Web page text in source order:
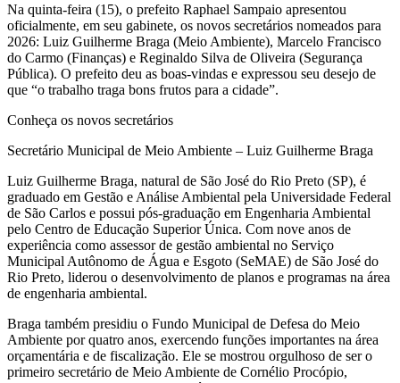
Na quinta-feira (15), o prefeito Raphael Sampaio apresentou
oficialmente, em seu gabinete, os novos secretários nomeados para
2026: Luiz Guilherme Braga (Meio Ambiente), Marcelo Francisco
do Carmo (Finanças) e Reginaldo Silva de Oliveira (Segurança
Pública). O prefeito deu as boas-vindas e expressou seu desejo de
que “o trabalho traga bons frutos para a cidade”.
Conheça os novos secretários
Secretário Municipal de Meio Ambiente – Luiz Guilherme Braga
Luiz Guilherme Braga, natural de São José do Rio Preto (SP), é
graduado em Gestão e Análise Ambiental pela Universidade Federal
de São Carlos e possui pós-graduação em Engenharia Ambiental
pelo Centro de Educação Superior Única. Com nove anos de
experiência como assessor de gestão ambiental no Serviço
Municipal Autônomo de Água e Esgoto (SeMAE) de São José do
Rio Preto, liderou o desenvolvimento de planos e programas na área
de engenharia ambiental.
Braga também presidiu o Fundo Municipal de Defesa do Meio
Ambiente por quatro anos, exercendo funções importantes na área
orçamentária e de fiscalização. Ele se mostrou orgulhoso de ser o
primeiro secretário de Meio Ambiente de Cornélio Procópio,